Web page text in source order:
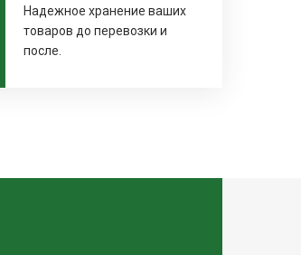
Надежное хранение ваших
товаров до перевозки и
после.